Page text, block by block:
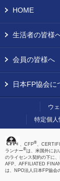
HOME
生活者の皆様
会員の皆様へ
日本FP協会に
ウ
特定個人
、CFP®、
ランナー®は、米国外にお
のライセンス契約の下に
AFP、AFFILIATED
は、NPO法人日本FP協会